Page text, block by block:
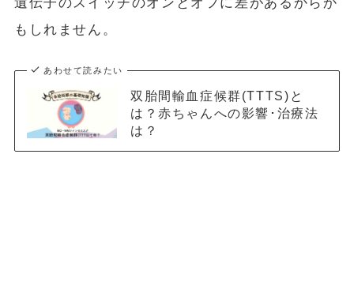
遺伝子のスイッチのオンとオフに差があるからか
もしれません。
あわせて読みたい
双胎間輸血症候群(TTTS)と
は？赤ちゃんへの影響･治療法
は？